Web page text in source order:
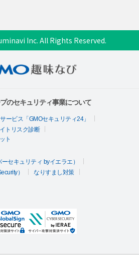
Inc. All Rights Reserved.